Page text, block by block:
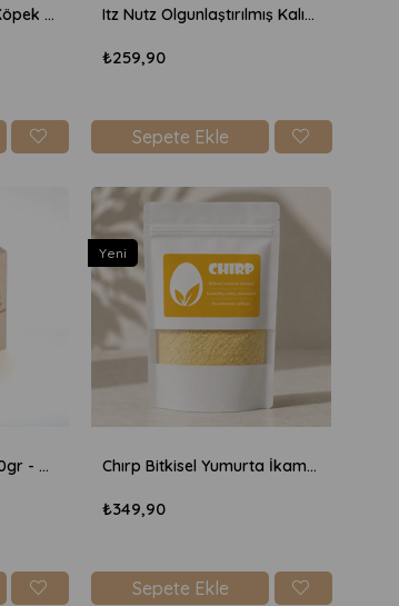
Fıstıklı ve Muzlu Kedi Köpek Ödül Bisküvisi 100gr Itz Nutz Olgunlaştırılmış Kalıp Kaju 140gr - Sade
₺259,90
Sepete Ekle
Itz Nutz Kalıp Kaju 200gr - Otlu Chırp Bitkisel Yumurta İkamesi 90gr
₺349,90
Sepete Ekle
Yeni